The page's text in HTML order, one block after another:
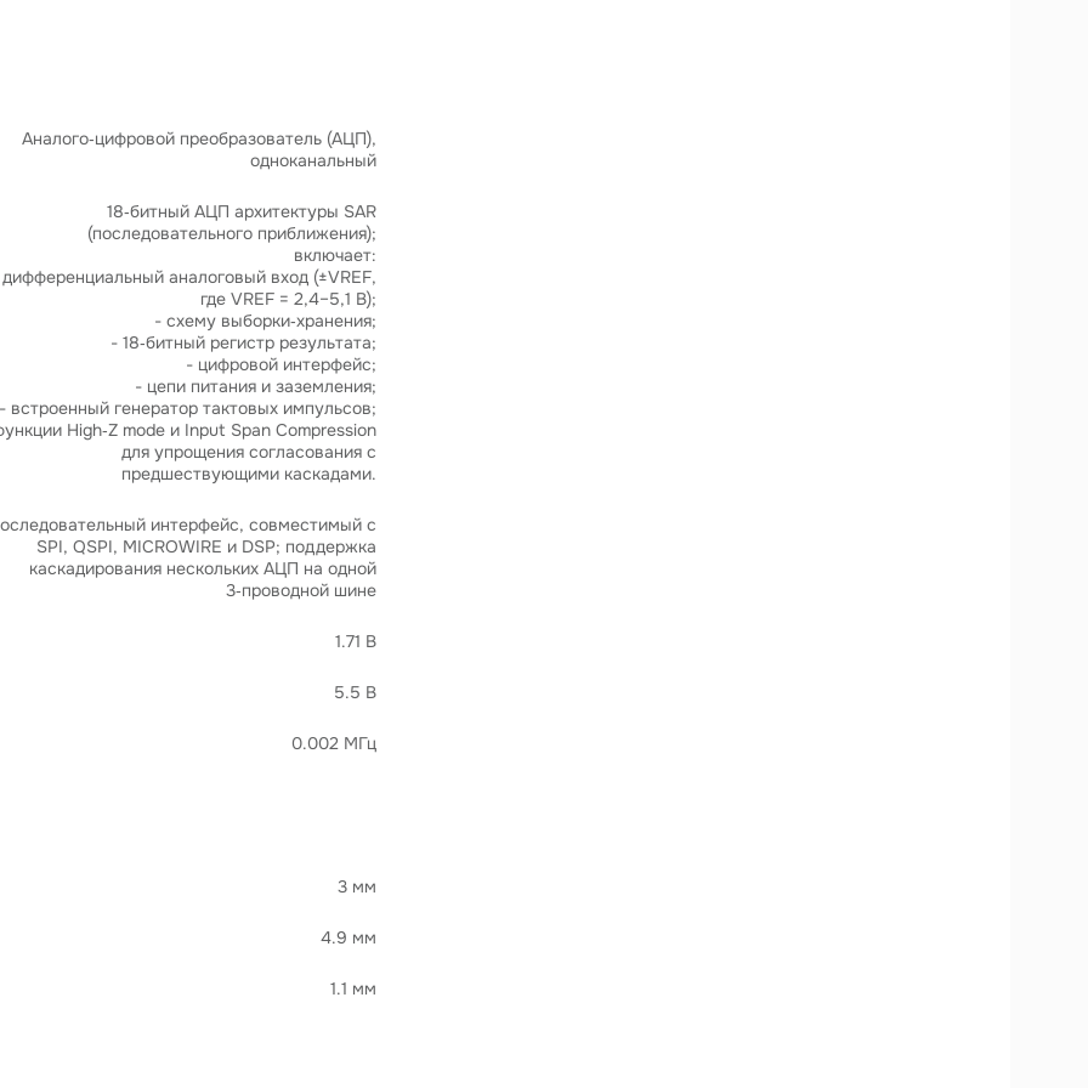
Аналого‑цифровой преобразователь (АЦП),
одноканальный
18‑битный АЦП архитектуры SAR
(последовательного приближения);
включает:
аналоговый вход (±VREF,
где VREF = 2,4–5,1 В);
- схему выборки‑хранения;
- 18‑битный регистр результата;
- цифровой интерфейс;
- цепи питания и заземления;
- встроенный генератор тактовых импульсов;
High‑Z mode и Input Span Compression
для упрощения согласования с
предшествующими каскадами.
интерфейс, совместимый с
SPI, QSPI, MICROWIRE и DSP; поддержка
каскадирования нескольких АЦП на одной
3‑проводной шине
1.71 В
5.5 В
0.002 МГц
3 мм
4.9 мм
1.1 мм